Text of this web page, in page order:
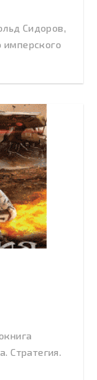
Сидоров,
Стратегия.